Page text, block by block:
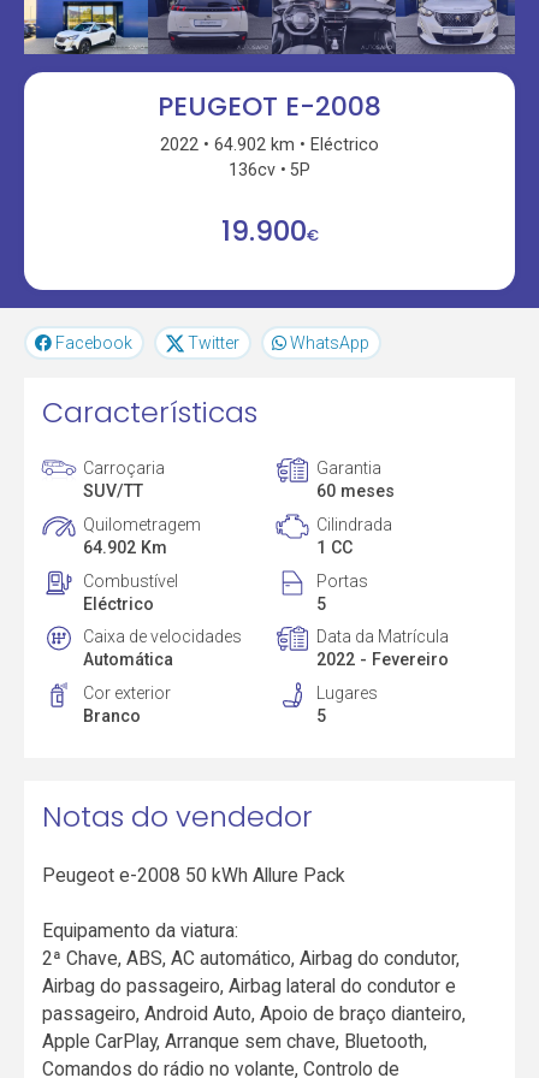
PEUGEOT E-2008
2022 64.902 km
Eléctrico
136cv
5P
19.900€
Facebook Twitter WhatsApp
Características
Carroçaria
SUV/TT
Garantia
60 meses
Quilometragem
64.902 Km
Cilindrada
1 CC
Combustível
Eléctrico
Portas
5
Caixa de velocidades
Automática
Data da Matrícula
2022 - Fevereiro
Cor exterior
Branco
Lugares
5
Notas do vendedor
Peugeot e-2008 50 kWh Allure Pack
Equipamento da viatura:
2ª Chave, ABS, AC automático, Airbag do condutor,
Airbag do passageiro, Airbag lateral do condutor e
passageiro, Android Auto, Apoio de braço dianteiro,
Apple CarPlay, Arranque sem chave, Bluetooth,
Comandos do rádio no volante, Controlo de